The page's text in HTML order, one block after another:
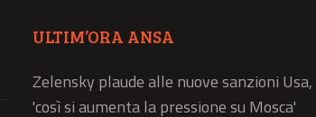
ULTIM’ORA ANSA
Zelensky plaude alle nuove sanzioni Usa,
'così si aumenta la pressione su Mosca'